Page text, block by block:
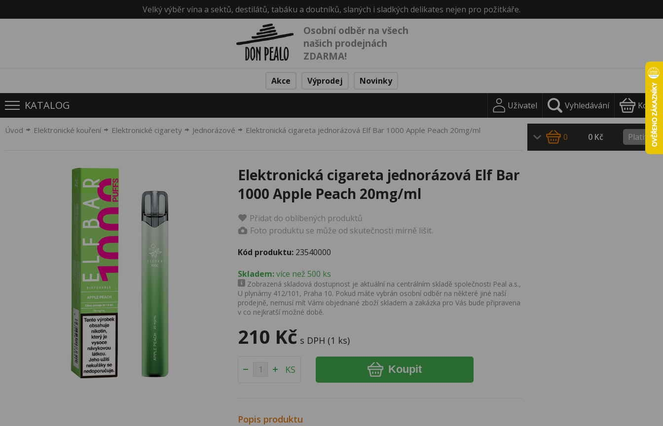
Velký výběr vína a sektů, destilátů, tabáku a doutníků, slaných i sladkých delikates nejen pro požitkáře.
Osobní odběr na všech
našich prodejnách
ZDARMA!
Akce Výprodej Novinky
KATALOG Uživatel Vyhledávání Košík
Úvod Elektronické kouření Elektronické cigarety Jednorázové Elektronická cigareta jednorázová Elf Bar 1000 Apple Peach 20mg/ml
Elektronická cigareta jednorázová Elf Bar
1000 Apple Peach 20mg/ml
Přidat do oblíbených produktů
Foto produktu se může od skutečnosti mírně lišit.
Kód produktu: 23540000
Skladem:více než 500 ks
Zobrazená skladová dostupnost je aktuální na centrálním skladě společnosti Peal a.s.,
U plynárny 412/101, Praha 10. Pokud máte vybrán osobní odběr na některé jiné naší
prodejně, nemusí mít Vámi objednané zboží skladem a zakázka pro Vás bude připravena
v co nejkratší možné době.
210 Kč s DPH (1 ks)
KS Koupit
Popis produktu
0 0 Kč Platit